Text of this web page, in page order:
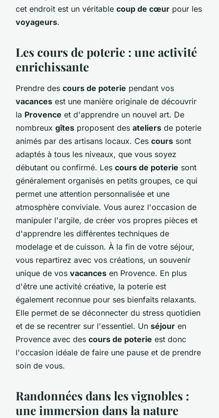
cet endroit est un véritable coup de cœur pour les
voyageurs.
Les cours de poterie : une activité
enrichissante
Prendre des cours de poterie pendant vos
vacances est une manière originale de découvrir
la Provence et d'apprendre un nouvel art. De
nombreux gîtes proposent des ateliers de poterie
animés par des artisans locaux. Ces cours sont
adaptés à tous les niveaux, que vous soyez
débutant ou confirmé. Les cours de poterie sont
généralement organisés en petits groupes, ce qui
permet une attention personnalisée et une
atmosphère conviviale. Vous aurez l'occasion de
manipuler l'argile, de créer vos propres pièces et
d'apprendre les différentes techniques de
modelage et de cuisson. À la fin de votre séjour,
vous repartirez avec vos créations, un souvenir
unique de vos vacances en Provence. En plus
d'être une activité créative, la poterie est
également reconnue pour ses bienfaits relaxants.
Elle permet de se déconnecter du stress quotidien
et de se recentrer sur l'essentiel. Un séjour en
Provence avec des cours de poterie est donc
l'occasion idéale de faire une pause et de prendre
soin de vous.
Randonnées dans les vignobles :
une immersion dans la nature